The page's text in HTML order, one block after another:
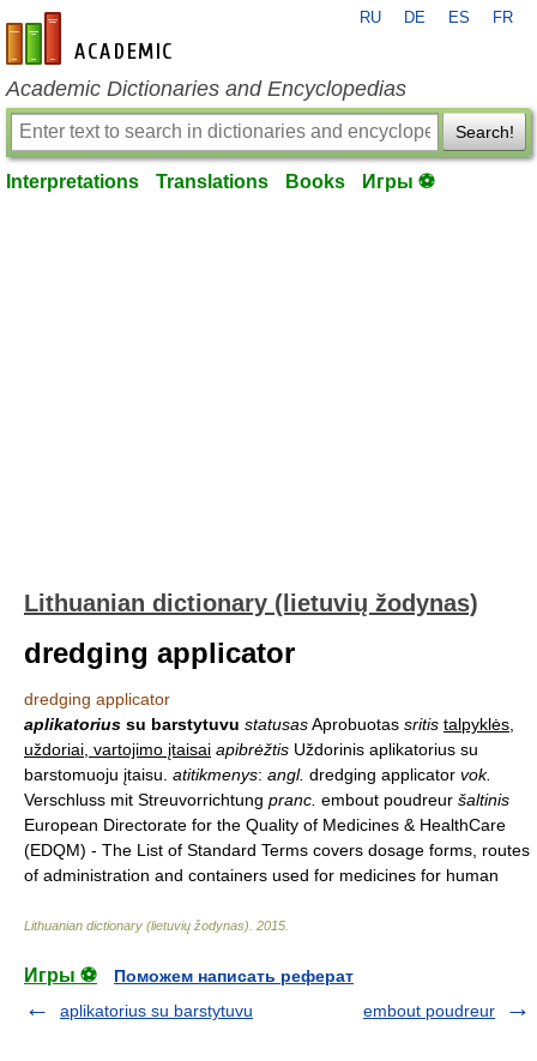
en-academic.com
RU DE ES FR
Academic Dictionaries and Encyclopedias
Search!
Interpretations Translations Books Игры ⚽
Lithuanian dictionary (lietuvių žodynas)
dredging applicator
dredging applicator
aplikatorius su barstytuvu statusasAprobuotas sritis talpyklės,
uždoriai, vartojimo įtaisai apibrėžtis Uždorinis aplikatorius su
barstomuoju įtaisu. atitikmenys: angl. dredging applicator vok.
Verschluss mit Streuvorrichtung pranc. embout poudreur šaltinis
European Directorate for the Quality of Medicines & HealthCare
(EDQM) - The List of Standard Terms covers dosage forms, routes
of administration and containers used for medicines for human
Lithuanian dictionary (lietuvių žodynas) 2015
Игры ⚽
Поможем написать реферат
aplikatorius su barstytuvu
embout poudreur